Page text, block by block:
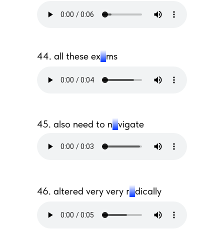
44. all these exams
45. also need to navigate
46. altered very very radically